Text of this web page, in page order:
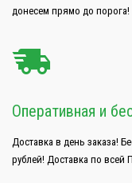
донесем прямо до порога!
Оперативная и
Доставка в день заказа!
рублей! Доставка по всей